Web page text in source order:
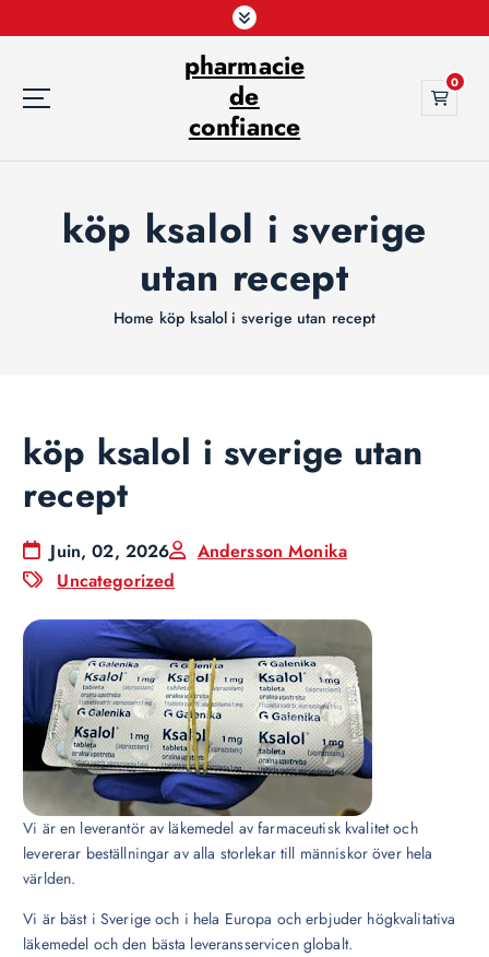
k
pharmacie
de
confiance
0
köp ksalol i sverige
utan recept
Home köp ksalol i sverige utan recept
köp ksalol i sverige utan
recept
Juin, 02, 2026
Andersson Monika
Uncategorized
Vi är en leverantör av läkemedel av farmaceutisk kvalitet och
levererar beställningar av alla storlekar till människor över hela
världen.
Vi är bäst i Sverige och i hela Europa och erbjuder högkvalitativa
läkemedel och den bästa leveransservicen globalt.